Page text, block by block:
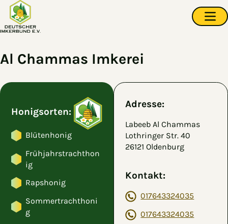
Zum Hauptinhalt springen
Al Chammas Imkerei
Honigsorten:
Blütenhonig
Frühjahrstrachthon
ig
Rapshonig
Sommertrachthoni
g
Adresse:
Labeeb Al Chammas
Lothringer Str. 40
26121 Oldenburg
Kontakt:
017643324035
017643324035